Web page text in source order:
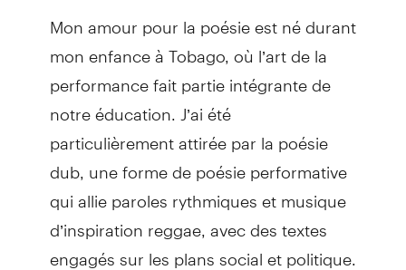
Mon amour pour la poésie est né durant
mon enfance à Tobago, où l’art de la
performance fait partie intégrante de
notre éducation. J’ai été
particulièrement attirée par la poésie
dub, une forme de poésie performative
qui allie paroles rythmiques et musique
d’inspiration reggae, avec des textes
engagés sur les plans social et politique.